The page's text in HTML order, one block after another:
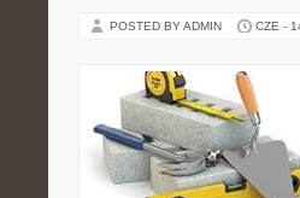
POSTED BY ADMIN CZE -